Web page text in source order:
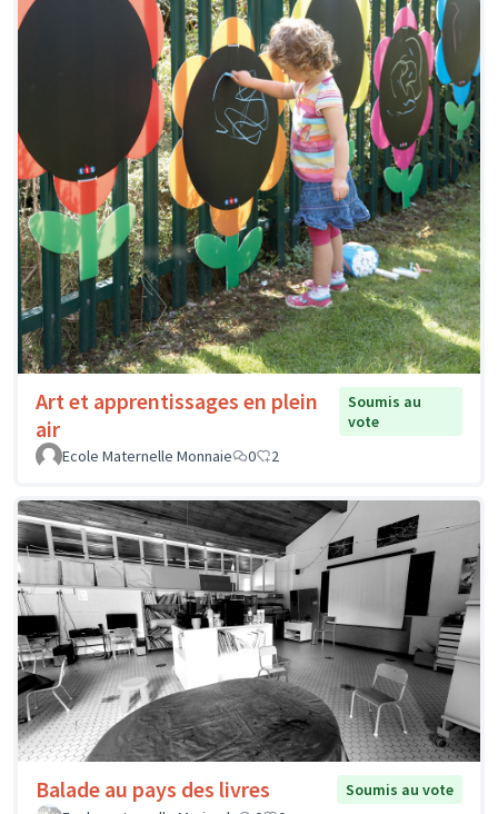
Art et apprentissages en plein
air
Soumis au
vote
Ecole Maternelle Monnaie
0 2
Balade au pays des livres
Soumis au vote